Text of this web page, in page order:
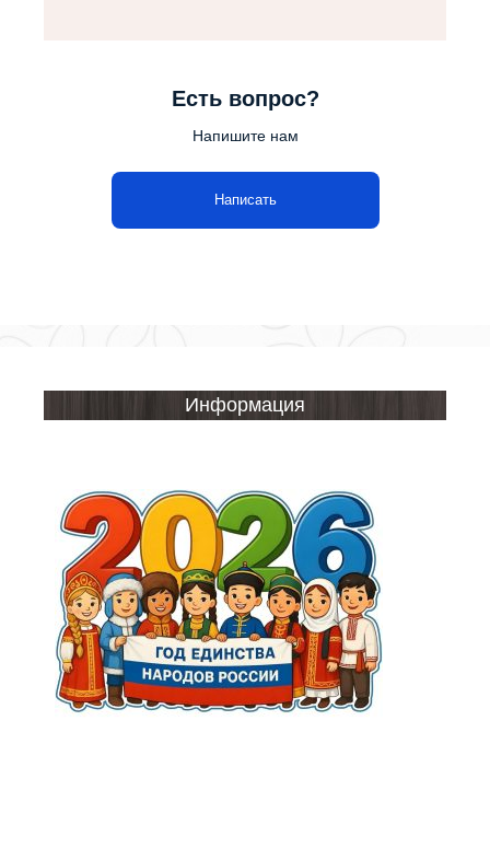
Есть вопрос?
Напишите нам
Написать
Информация